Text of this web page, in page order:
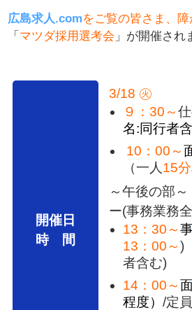
広島求人.comをご覧の皆さま、
「 マツダ採用選考会 」が開催され
開催日
時 間
3/18 ㊋
９：30～
名:同行者
10：00～
（一人 15
～午後の部
ー(事務業務全
13：30～
13：00～)
者含む)
14：00～
程度） /定員